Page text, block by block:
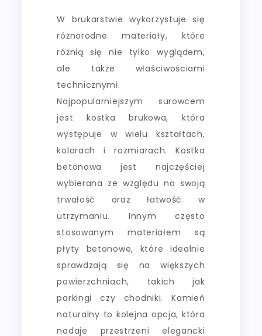
W brukarstwie wykorzystuje się
różnorodne materiały, które
różnią się nie tylko wyglądem,
ale także właściwościami
technicznymi.
Najpopularniejszym surowcem
jest kostka brukowa, która
występuje w wielu kształtach,
kolorach i rozmiarach. Kostka
betonowa jest najczęściej
wybierana ze względu na swoją
trwałość oraz łatwość w
utrzymaniu. Innym często
stosowanym materiałem są
płyty betonowe, które idealnie
sprawdzają się na większych
powierzchniach, takich jak
parkingi czy chodniki. Kamień
naturalny to kolejna opcja, która
nadaje przestrzeni elegancki